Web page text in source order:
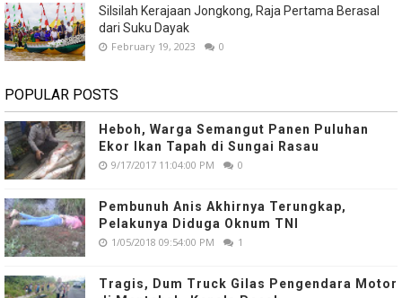
Silsilah Kerajaan Jongkong, Raja Pertama Berasal
dari Suku Dayak
February 19, 2023 0
POPULAR POSTS
Heboh, Warga Semangut Panen Puluhan
Ekor Ikan Tapah di Sungai Rasau
9/17/2017 11:04:00 PM 0
Pembunuh Anis Akhirnya Terungkap,
Pelakunya Diduga Oknum TNI
1/05/2018 09:54:00 PM 1
Tragis, Dum Truck Gilas Pengendara Motor